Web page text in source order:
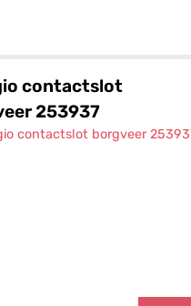
contactslot
253937